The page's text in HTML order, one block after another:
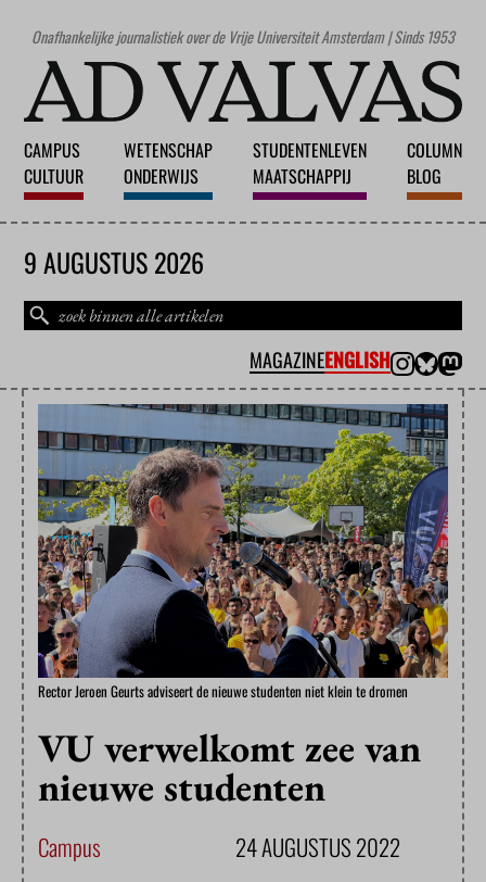
Onafhankelijke journalistiek over de Vrije Universiteit Amsterdam | Sinds 1953
CAMPUS
CULTUUR
WETENSCHAP
ONDERWIJS
STUDENTENLEVEN
MAATSCHAPPIJ
COLUMN
BLOG
9 AUGUSTUS 2026
MAGAZINEENGLISH
Rector Jeroen Geurts adviseert de nieuwe studenten niet klein te dromen
VU verwelkomt zee van
nieuwe studenten
Campus 24 AUGUSTUS 2022